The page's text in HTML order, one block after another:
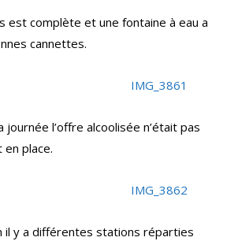
est complète et une fontaine à eau a
cannettes.
l’offre alcoolisée n’était pas
place.
il y a différentes stations réparties